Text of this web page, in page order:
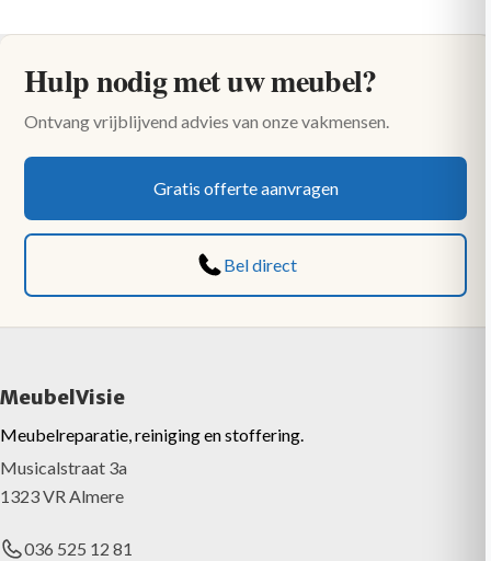
Hulp nodig met uw meubel?
Ontvang vrijblijvend advies van onze vakmensen.
Gratis offerte aanvragen
Bel direct
MeubelVisie
Meubelreparatie, reiniging en stoffering.
Musicalstraat 3a
1323 VR Almere
036 525 12 81